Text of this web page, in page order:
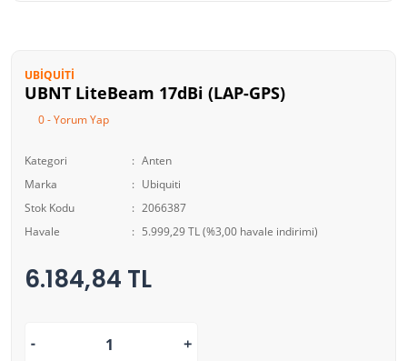
UBIQUITI
UBNT LiteBeam 17dBi (LAP-GPS)
0 - Yorum Yap
Kategori
Anten
Marka
Ubiquiti
Stok Kodu
2066387
Havale
5.999,29 TL (%3,00 havale indirimi)
6.184,84 TL